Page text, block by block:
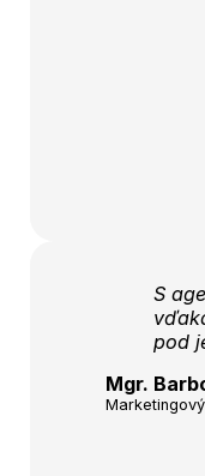
S
pod
Mgr.